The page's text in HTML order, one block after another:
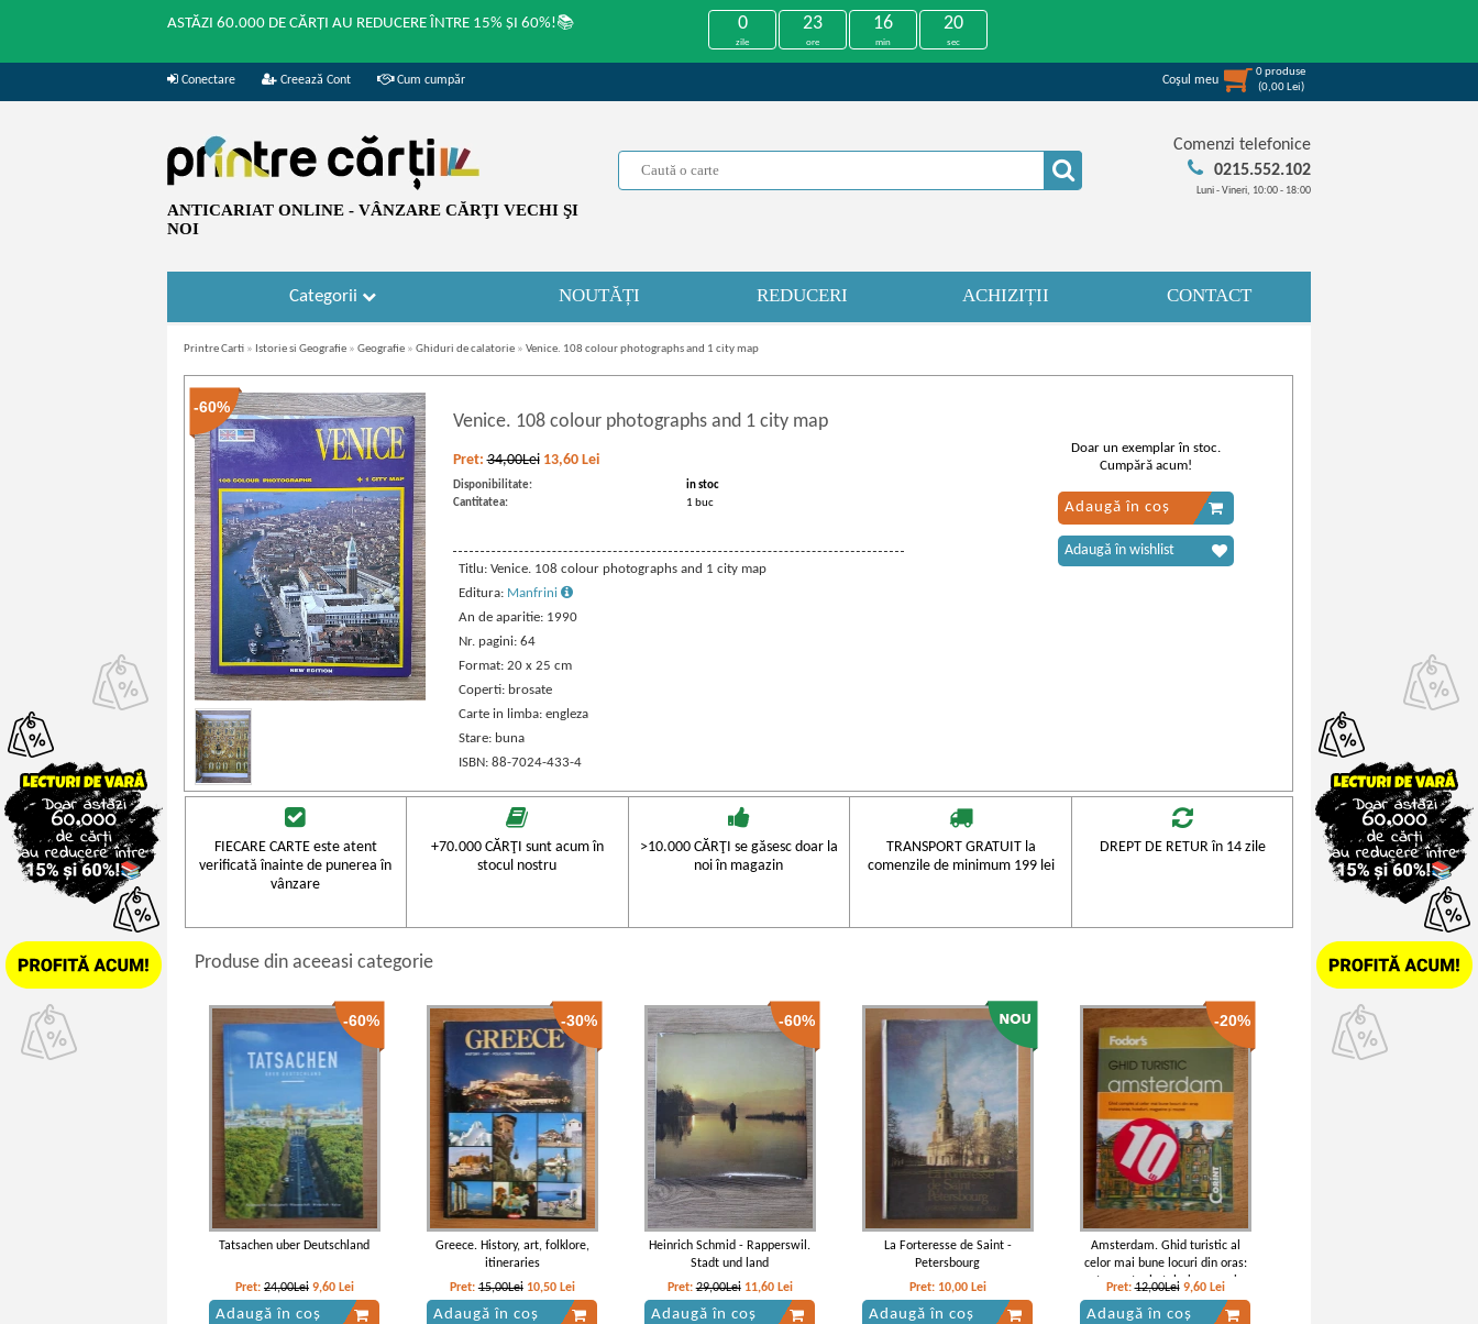
ASTĂZI 60.000 DE CĂRȚI AU REDUCERE ÎNTRE 15% ȘI 60%!📚 0
zile
23
ore
16
min
19
sec
Conectare Creează Cont Cum cumpăr Coşul meu
0produse
(0,00 Lei)
ANTICARIAT ONLINE - VÂNZARE CĂRŢI VECHI ŞI
NOI
Comenzi telefonice
0215.552.102
Luni - Vineri, 10:00 - 18:00
Categorii NOUTĂȚI REDUCERI ACHIZIȚII CONTACT
Printre Carti » Istorie si Geografie » Geografie » Ghiduri de calatorie » Venice. 108 colour photographs and 1 city map
-60%
Venice. 108 colour photographs and 1 city map
Pret:34,00Lei 13,60 Lei
Disponibilitate:
in stoc
Cantitatea:
1 buc
Titlu: Venice. 108 colour photographs and 1 city map
Editura: Manfrini
An de aparitie: 1990
Nr. pagini: 64
Format: 20 x 25 cm
Coperti: brosate
Carte in limba: engleza
Stare: buna
ISBN: 88-7024-433-4
Doar un exemplar în stoc.
Cumpără acum!
Adaugă în coș
Adaugă în wishlist
FIECARE CARTE este atent
verificată înainte de punerea în
vânzare
+70.000 CĂRŢI sunt acum în
stocul nostru
>10.000 CĂRŢI se găsesc doar la
noi în magazin
TRANSPORT GRATUIT la
comenzile de minimum 199 lei
DREPT DE RETUR în 14 zile
Produse din aceeasi categorie
-60%
Tatsachen uber Deutschland
Pret: 24,00Lei 9,60 Lei
Adaugă în coș
-30%
Greece. History, art, folklore,
itineraries
Pret:15,00Lei 10,50 Lei
Adaugă în coș
-60%
Heinrich Schmid - Rapperswil.
Stadt und land
Pret:29,00Lei 11,60 Lei
Adaugă în coș
La Forteresse de Saint -
Petersbourg
Pret: 10,00 Lei
Adaugă în coș
-20%
Amsterdam. Ghid turistic al
celor mai bune locuri din oras:
restaurante, hoteluri, magazine
si muzee
Pret:12,00Lei 9,60 Lei
Adaugă în coș